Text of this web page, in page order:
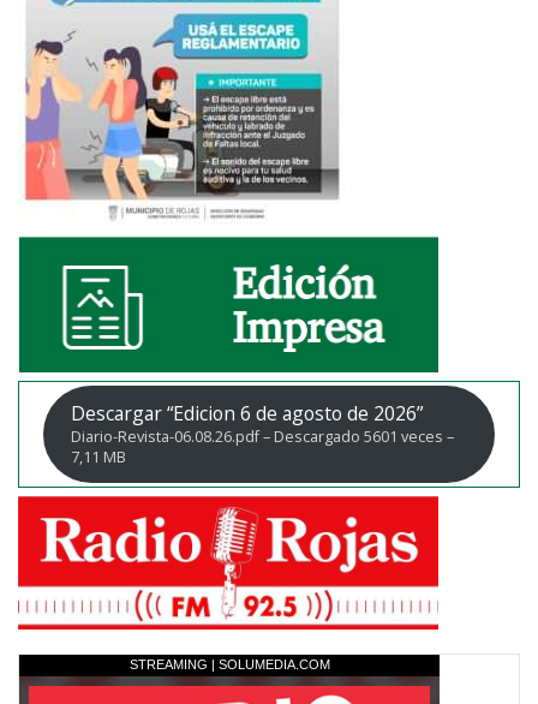
Descargar “Edicion 6 de agosto de 2026”
Diario-Revista-06.08.26.pdf – Descargado 5601 veces –
7,11 MB